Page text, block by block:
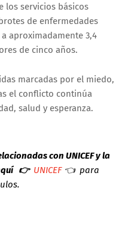
los servicios básicos
de enfermedades
aproximadamente 3,4
de cinco años.
marcadas por el miedo,
el conflicto continúa
salud y esperanza.
con UNICEF y la
👉 UNICEF 👈 para